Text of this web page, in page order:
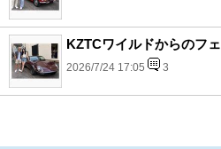
KZTCワイルドからのフ
2026/7/24 17:05 3